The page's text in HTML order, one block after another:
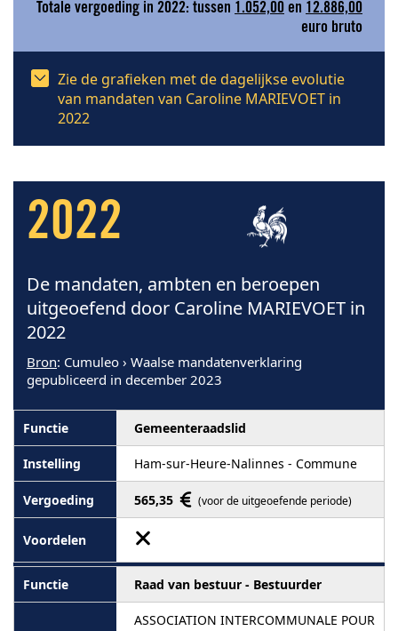
Totale vergoeding in 2022: tussen 1.052,00 en 12.886,00
euro bruto
Zie de grafieken met de dagelijkse evolutie
van mandaten van Caroline MARIEVOET in
2022
2022
De mandaten, ambten en beroepen
uitgeoefend door Caroline MARIEVOET in
2022
Bron: Cumuleo › Waalse mandatenverklaring
gepubliceerd in december 2023
Gemeenteraadslid
Ham-sur-Heure-Nalinnes - Commune
565,35 (voor de uitgeoefende periode)
Raad van bestuur - Bestuurder
ASSOCIATION INTERCOMMUNALE POUR